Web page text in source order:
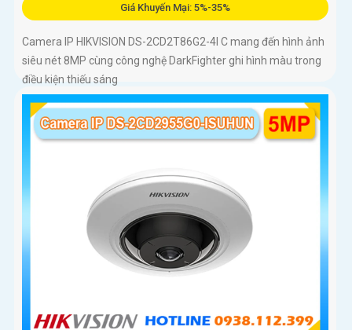
Giá Khuyến Mại: 5%-35%
Camera IP HIKVISION DS-2CD2T86G2-4I C mang đến hình ảnh
siêu nét 8MP cùng công nghệ DarkFighter ghi hình màu trong
điều kiện thiếu sáng